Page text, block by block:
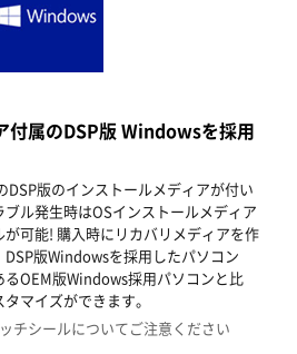
付属のDSP版 Windowsを採用
版のインストールメディアが付い
ル発生時はOSインストールメディア
可能! 購入時にリカバリメディアを作
版Windowsを採用したパソコン
OEM版Windows採用パソコンと比
マイズができます。
チシールについてご注意ください